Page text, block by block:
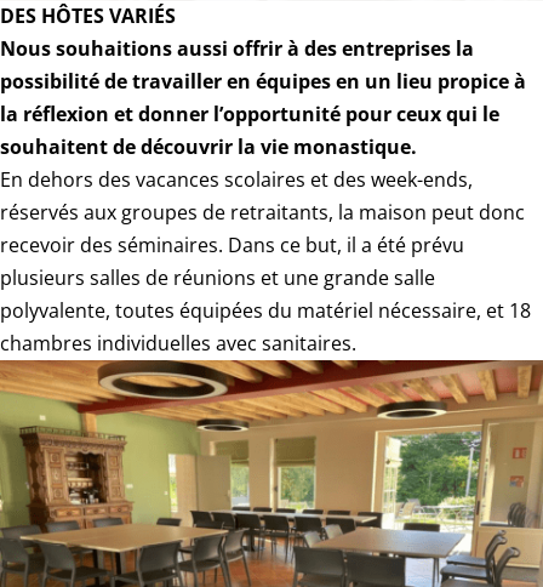
DES HÔTES VARIÉS
Nous souhaitions aussi offrir à des entreprises la
possibilité de travailler en équipes en un lieu propice à
la réflexion et donner l’opportunité pour ceux qui le
souhaitent de découvrir la vie monastique.
En dehors des vacances scolaires et des week-ends,
réservés aux groupes de retraitants, la maison peut donc
recevoir des séminaires. Dans ce but, il a été prévu
plusieurs salles de réunions et une grande salle
polyvalente, toutes équipées du matériel nécessaire, et 18
chambres individuelles avec sanitaires.